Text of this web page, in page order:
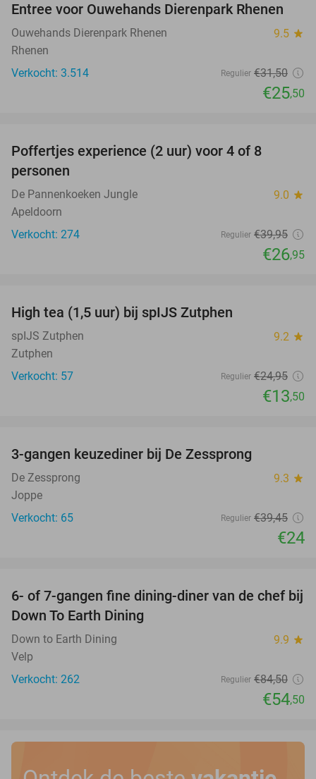
19%
Entree voor Ouwehands Dierenpark Rhenen
Ouwehands Dierenpark Rhenen 9.5 star
Rhenen
Verkocht: 3.514
Regulier €31,50
€25,50
Poffertjes experience (2 uur) voor 4 of 8
personen
De Pannenkoeken Jungle 9.0 star
Apeldoorn
Verkocht: 274
Regulier €39,95
€26,95
High tea (1,5 uur) bij spIJS Zutphen
spIJS Zutphen 9.2 star
Zutphen
Verkocht: 57
Regulier €24,95
€13,50
3-gangen keuzediner bij De Zessprong
De Zessprong 9.3 star
Joppe
Verkocht: 65
Regulier €39,45
€24
36%
6- of 7-gangen fine dining-diner van de chef bij
Down To Earth Dining
Down to Earth Dining 9.9 star
Velp
Verkocht: 262
Regulier €84,50
€54,50